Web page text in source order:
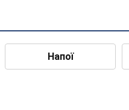
Напої